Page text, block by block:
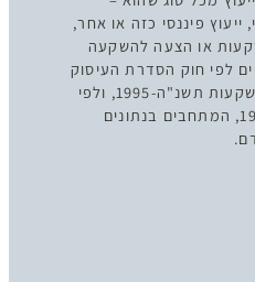
ייעוץ פיננסי כזה או אחר,
או הצעה להשקעה
לפי חוק הסדרת העיסוק
בייעוץ, שיווק וניהול תיקי השקעות תשנ"ה-1995, ולפי
חוק ניירות ערך תשכ"ח-1968, המתחבים בנתונים